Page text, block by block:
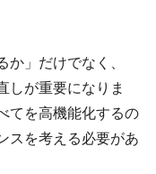
か」だけでなく、
しが重要になりま
てを高機能化するの
スを考える必要があ